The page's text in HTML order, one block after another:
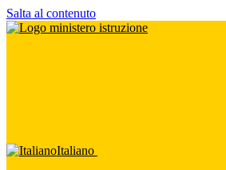
Salta al contenuto
Italiano